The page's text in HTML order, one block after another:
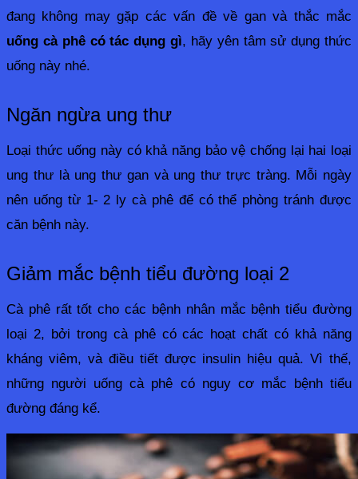
uống cà phê có tác dụng gì, hãy yên tâm sử dụng thức
uống này nhé.
Ngăn ngừa ung thư
Loại thức uống này có khả năng bảo vệ chống lại hai loại
ung thư là ung thư gan và ung thư trực tràng. Mỗi ngày
nên uống từ 1- 2 ly cà phê để có thể phòng tránh được
căn bệnh này.
Giảm mắc bệnh tiểu đường loại 2
Cà phê rất tốt cho các bệnh nhân mắc bệnh tiểu đường
loại 2, bởi trong cà phê có các hoạt chất có khả năng
kháng viêm, và điều tiết được insulin hiệu quả. Vì thế,
những người uống cà phê có nguy cơ mắc bệnh tiểu
đường đáng kể.